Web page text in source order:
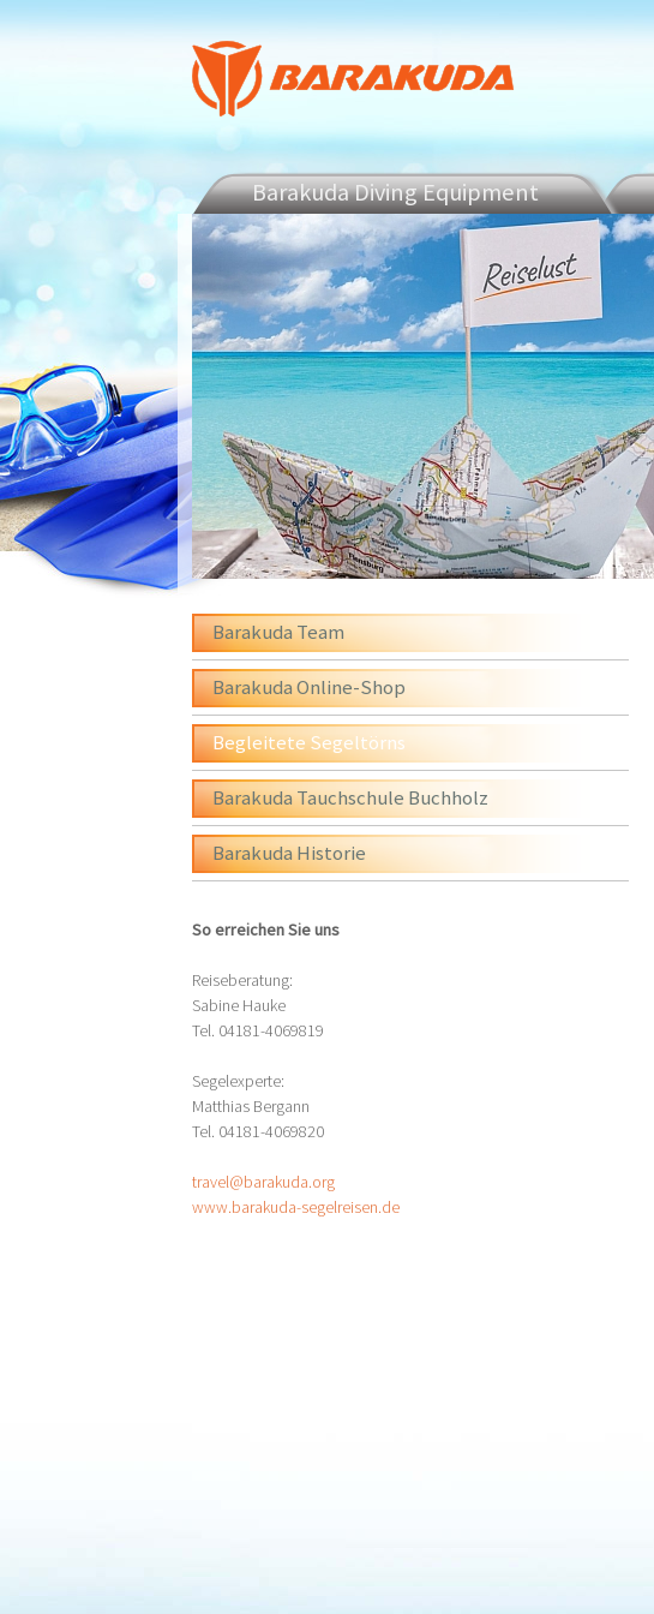
Barakuda Diving Equipment
Barakuda Team
Barakuda Online-Shop
Begleitete Segeltörns
Barakuda Tauchschule Buchholz
Barakuda Historie
So erreichen Sie uns
Reiseberatung:
Sabine Hauke
Tel. 04181-4069819
Segelexperte:
Matthias Bergann
Tel. 04181-4069820
travel@barakuda.org
www.barakuda-segelreisen.de